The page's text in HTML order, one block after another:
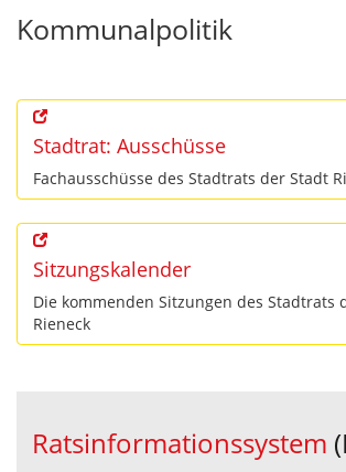
Kommunalpolitik
Stadtrat: Ausschüsse
Fachausschüsse des Stadtrats der Stadt
Sitzungskalender
Die kommenden Sitzungen des Stadtrats
Rieneck
Ratsinformationssystem